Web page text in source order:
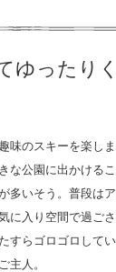
ゆったり
味のスキーを楽し
な公園に出かける
多いそう。普段は
に入り空間で過ご
すらゴロゴロして
主人。